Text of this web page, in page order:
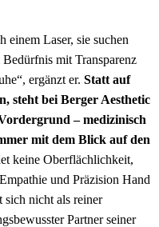
einem Laser, sie suchen
mit Transparenz
ergänzt er. Statt auf
steht bei Berger Aesthetic
– medizinisch
mit dem Blick auf den
keine Oberflächlichkeit,
und Präzision Hand
sich nicht als reiner
Partner seiner